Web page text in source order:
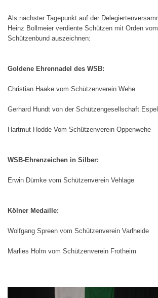
Als nächster Tagepunkt auf der
Heinz Bollmeier verdiente Schützen mit Orden
Schützenbund auszeichnen:
Goldene Ehrennadel des WSB:
Christian Haake vom Schützenverein Wehe
Gerhard Hundt von der Schützengesellschaft
Hartmut Hodde Vom Schützenverein Oppenwehe
WSB-Ehrenzeichen in Silber:
Erwin Dümke vom Schützenverein Vehlage
Kölner Medaille:
Wolfgang Spreen vom Schützenverein Varlheide
Marlies Holm vom Schützenverein Frotheim